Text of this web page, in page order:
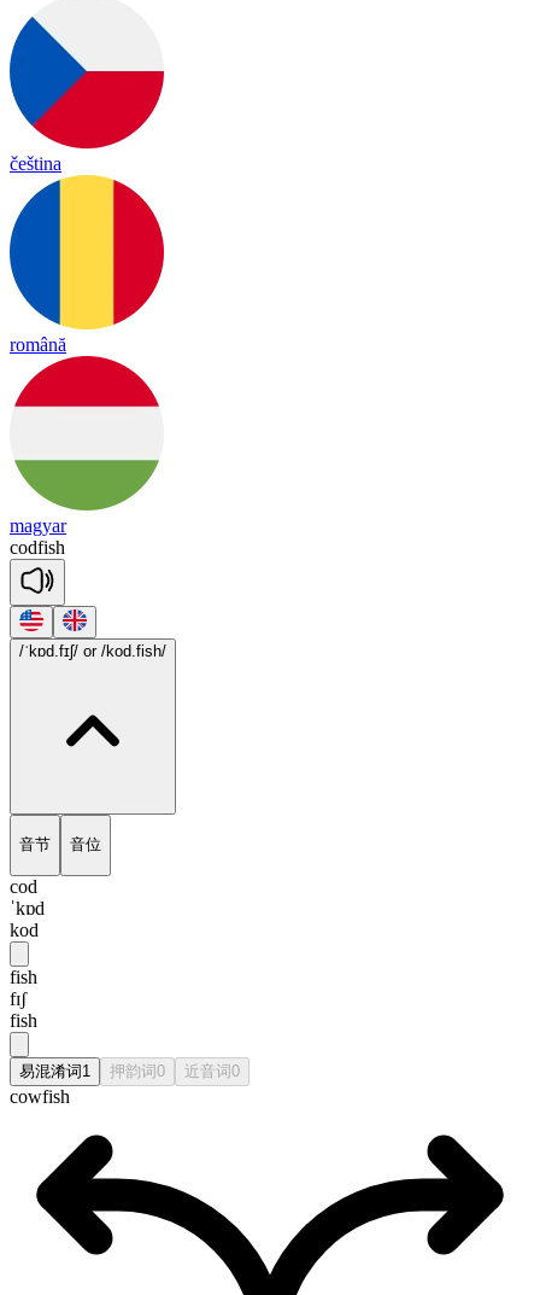
čeština
română
magyar
codfish
/ˈkɒd.fɪʃ/ or /kod.fish/
音节 音位
cod
ˈkɒd
kod
fish
fɪʃ
fish
易混淆词1 押韵词0 近音词0
cowfish